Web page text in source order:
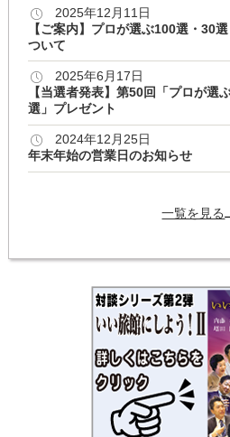
2025年12月11日
【ご案内】プロが選ぶ100選・30
ついて
2025年6月17日
【当選者発表】第50回「プロが選
選」プレゼント
2024年12月25日
年末年始の営業日のお知らせ
一覧を見る